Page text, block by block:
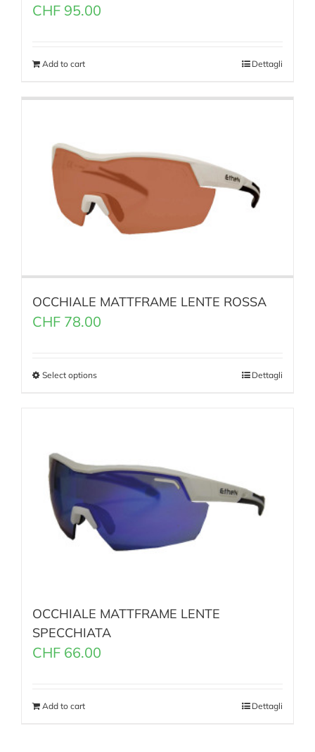
CHF 95.00
Add to cart Dettagli
OCCHIALE MATTFRAME LENTE ROSSA
CHF 78.00
Select options Dettagli
OCCHIALE MATTFRAME LENTE
SPECCHIATA
CHF 66.00
Add to cart Dettagli